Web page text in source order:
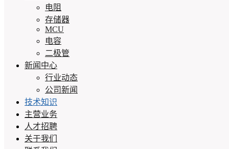
电阻
存储器
MCU
电容
二极管
新闻中心
行业动态
公司新闻
技术知识
主营业务
人才招聘
关于我们